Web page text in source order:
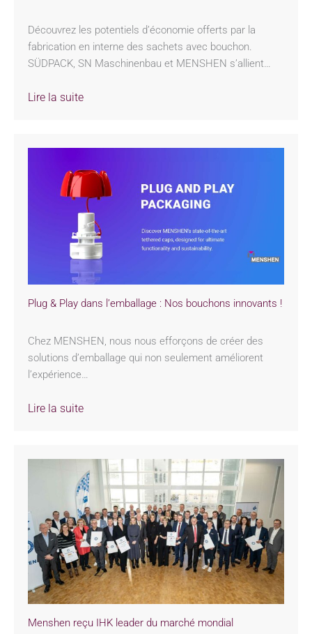
Découvrez les potentiels d’économie offerts par la
fabrication en interne des sachets avec bouchon.
SÜDPACK, SN Maschinenbau et MENSHEN s’allient…
Lire la suite
Plug & Play dans l’emballage : Nos bouchons innovants !
Chez MENSHEN, nous nous efforçons de créer des
solutions d’emballage qui non seulement améliorent
l’expérience…
Lire la suite
Menshen reçu IHK leader du marché mondial